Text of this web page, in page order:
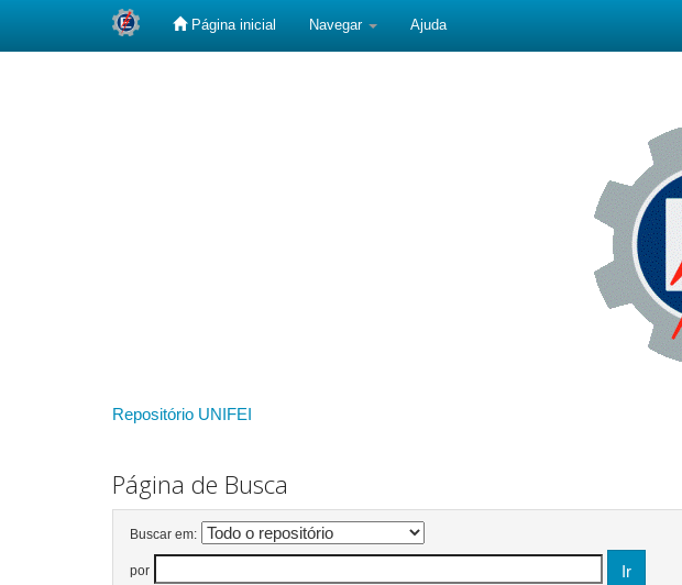
Página inicial Navegar Ajuda
Repositório UNIFEI
Página de Busca
Buscar em:
por